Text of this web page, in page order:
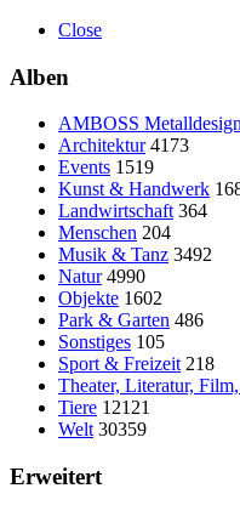
Close
Alben
AMBOSS
Architektur 4173
Events 1519
Kunst & Handwerk
Landwirtschaft 364
Menschen 204
Musik & Tanz 3492
Natur 4990
Objekte 1602
Park & Garten 486
Sonstiges 105
Sport & Freizeit 218
Theater, Literatur,
Tiere 12121
Welt 30359
Erweitert